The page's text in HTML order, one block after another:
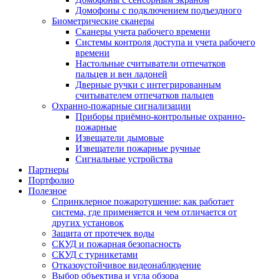
Домофоны с подключением подъездного
Биометрические сканеры
Сканеры учета рабочего времени
Системы контроля доступа и учета рабочего
времени
Настольные считыватели отпечатков
пальцев и вен ладоней
Дверные ручки с интегрированным
считывателем отпечатков пальцев
Охранно-пожарные сигнализации
Приборы приёмно-контрольные охранно-
пожарные
Извещатели дымовые
Извещатели пожарные ручные
Сигнальные устройства
Партнеры
Портфолио
Полезное
Спринклерное пожаротушение: как работает
система, где применяется и чем отличается от
других установок
Защита от протечек воды
СКУД и пожарная безопасность
СКУД с турникетами
Отказоустойчивое видеонаблюдение
Выбор объектива и угла обзора